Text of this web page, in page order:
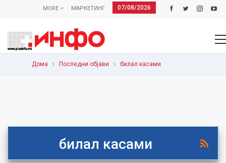
07/08/2026
МАРКЕТИНГ
MORE
Дома Последни објави билал касами
билал касами